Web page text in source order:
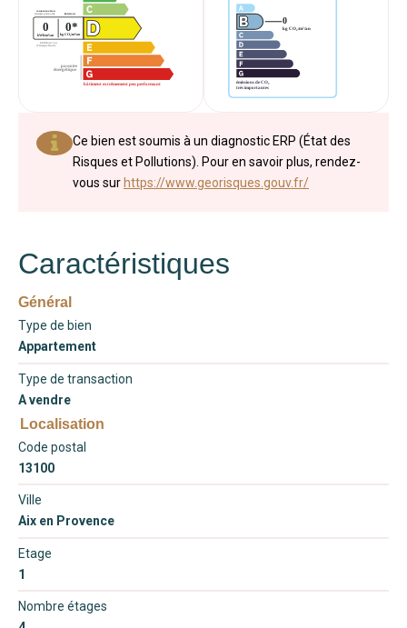
Ce bien est soumis à un diagnostic ERP (État des
Risques et Pollutions). Pour en savoir plus, rendez-
vous sur https://www.georisques.gouv.fr/
Caractéristiques
Général
Type de bien
Appartement
Type de transaction
A vendre
Localisation
Code postal
13100
Ville
Aix en Provence
Etage
1
Nombre étages